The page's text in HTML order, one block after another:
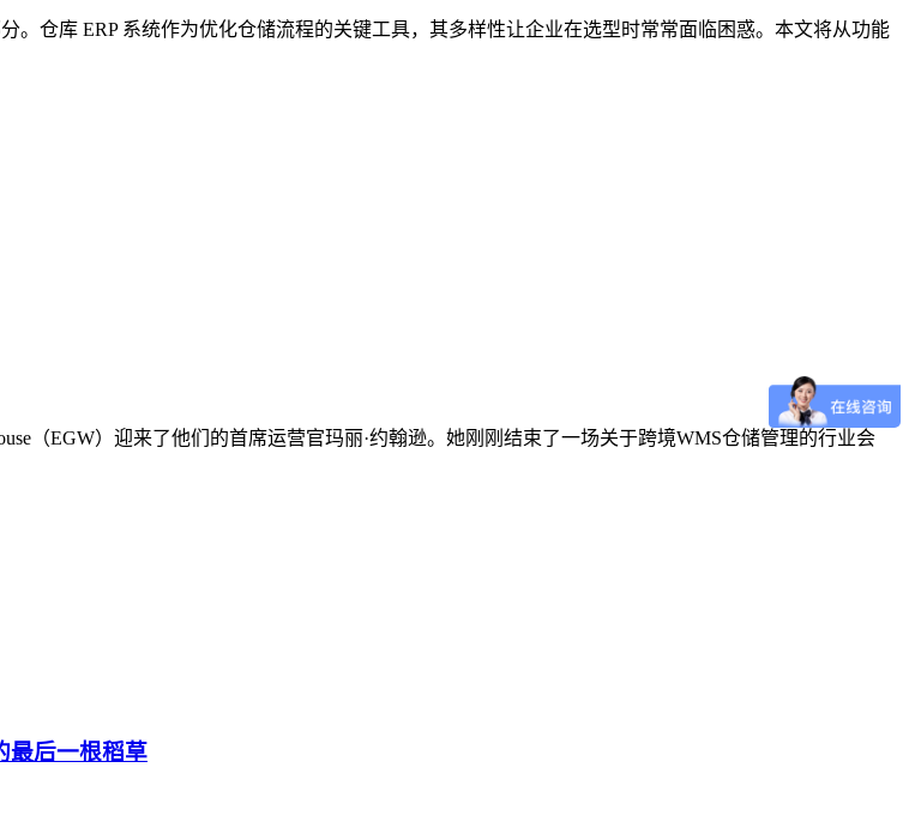
仓库 ERP 系统作为优化仓储流程的关键工具，其多样性让企业在选型时常常面临困惑。本文将从功能
（EGW）迎来了他们的首席运营官玛丽·约翰逊。她刚刚结束了一场关于跨境WMS仓储管理的行业会
最后一根稻草